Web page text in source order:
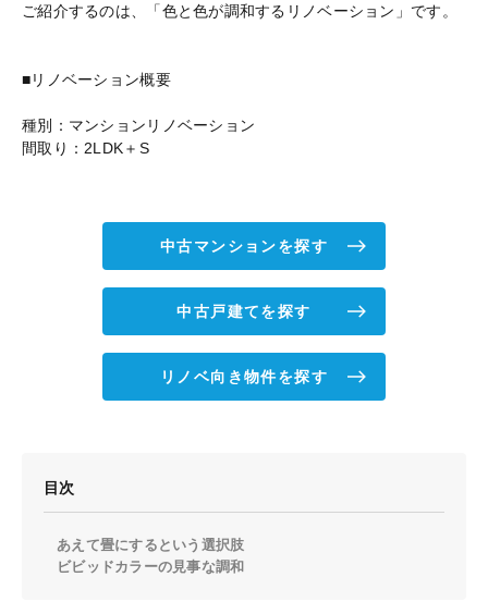
ご紹介するのは、「色と色が調和するリノベーション」です。
■リノベーション概要
種別：マンションリノベーション
間取り：2LDK＋S
中古マンションを探す
中古戸建てを探す
リノベ向き物件を探す
目次
あえて畳にするという選択肢
ビビッドカラーの見事な調和